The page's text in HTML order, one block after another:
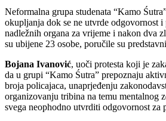
Neformalna grupa studenata “Kamo
okupljanja dok se ne utvrde odgovornost i
nadležnih organa za vrijeme i nakon dva
su ubijene 23 osobe, poručile su
Bojana Ivanović, uoči protesta koji je
da u grupi “Kamo Śutra” prepoznaju
broja policajaca, unaprjeđenju
organizovanju tribina na temu mentalnog
svega neophodno utvrditi odgovornost za